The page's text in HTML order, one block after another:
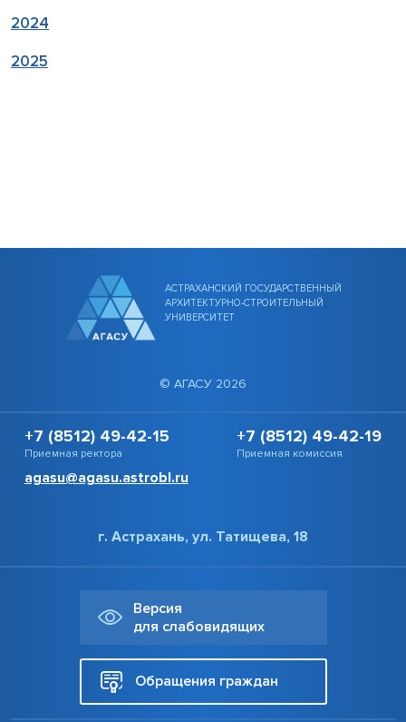
2024
2025
АСТРАХАНСКИЙ ГОСУДАРСТВЕННЫЙ
АРХИТЕКТУРНО-СТРОИТЕЛЬНЫЙ
УНИВЕРСИТЕТ
© АГАСУ 2026
+7 (8512) 49-42-15
Приемная ректора
agasu@agasu.astrobl.ru
+7 (8512) 49-42-19
Приемная комиссия
г. Астрахань, ул. Татищева, 18
Версия
для слабовидящих
Обращения граждан